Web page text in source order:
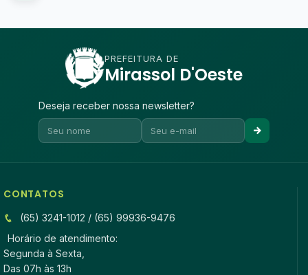
PREFEITURA DE
Mirassol D'Oeste
Deseja receber nossa newsletter?
CONTATOS
(65) 3241-1012 / (65) 99936-9476
Horário de atendimento:
Segunda à Sexta,
Das 07h às 13h